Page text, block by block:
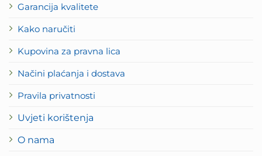
Garancija kvalitete
Kako naručiti
Kupovina za pravna lica
Načini plaćanja i dostava
Pravila privatnosti
Uvjeti korištenja
O nama